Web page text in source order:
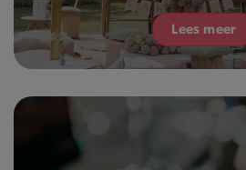
Lees meer